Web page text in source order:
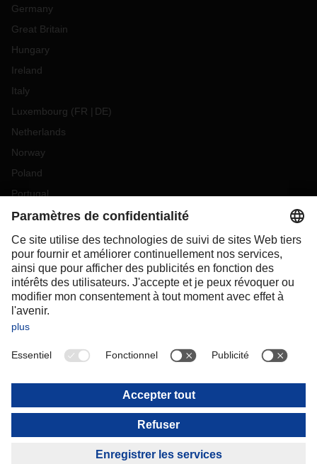
Germany
Great Britain
Hungary
Ireland
Italy
Luxembourg (FR DE)
Netherlands
Norway
Poland
Portugal
Romania
Slovakia
Spain
Sweden
Switzerland(DE FR)
Turkey
OCEANIA